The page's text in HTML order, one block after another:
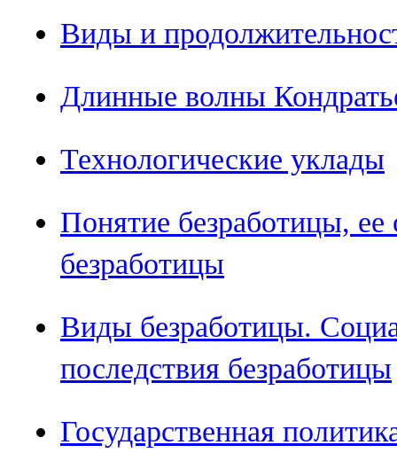
Виды и
Длинные волны
Технологические уклады
Понятие безработицы,
безработицы
Виды безработицы.
последствия безработицы
Государственная